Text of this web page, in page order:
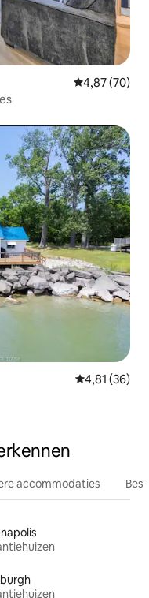
Gemiddelde
4,87 (70)
Gemiddelde
4,81 (36)
accommodaties